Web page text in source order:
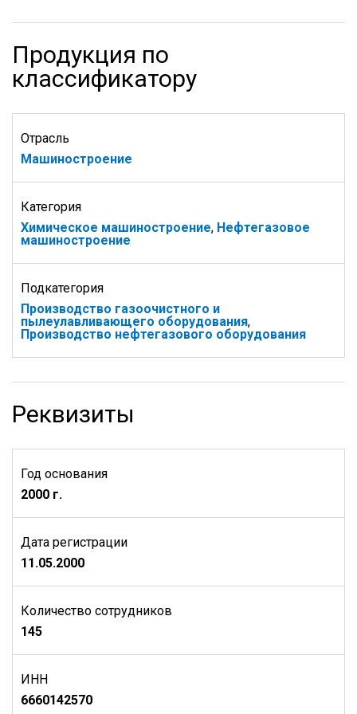
Продукция по
классификатору
Отрасль
Машиностроение
Категория
Химическое машиностроение, Нефтегазовое
машиностроение
Подкатегория
Производство газоочистного и
пылеулавливающего оборудования,
Производство нефтегазового оборудования
Реквизиты
Год основания
2000 г.
Дата регистрации
11.05.2000
Количество сотрудников
145
ИНН
6660142570